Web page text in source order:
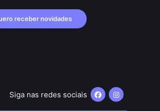
receber novidades
Siga nas redes sociais